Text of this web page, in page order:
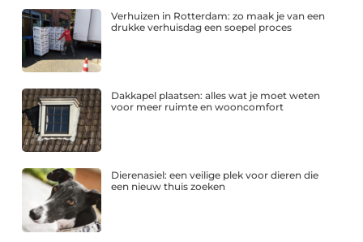
Verhuizen in Rotterdam: zo maak je van een
drukke verhuisdag een soepel proces
Dakkapel plaatsen: alles wat je moet weten
voor meer ruimte en wooncomfort
Dierenasiel: een veilige plek voor dieren die
een nieuw thuis zoeken